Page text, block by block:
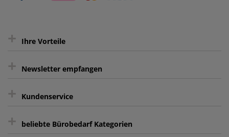
+ Ihre Vorteile
Kauf auf Rechnung³
sicher Shoppen durch SSL
intelligentes Kundenkonto
+ Newsletter empfangen
Sie können sich zu jeder Zeit abmelden.
+ Kundenservice
Kontakt
+ beliebte Bürobedarf Kategorien